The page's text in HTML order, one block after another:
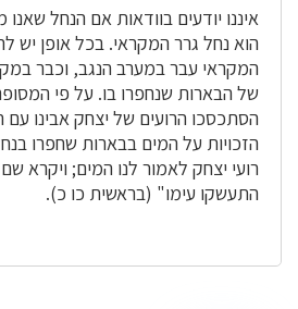
איננו יודעים בוודאות אם הנחל
הוא נחל גרר המקראי. בכל אופן יש
המקראי עבר במערב הנגב, וכבר
של הבארות שנחפרו בו. על פי
הסתכסכו הרועים של יצחק אבינו
הזכויות על המים בבארות שחפרו
רועי יצחק לאמור לנו המים; ויקרא
התעשקו עימו" (בראשית כו כ).